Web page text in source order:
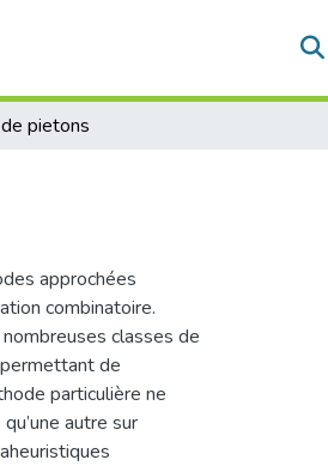
pietons
approchées
combinatoire.
classes de
de
particulière ne
autre sur